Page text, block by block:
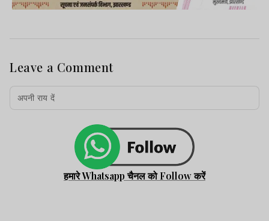
Leave a Comment
हमारे Whatsapp चैनल को Follow करें